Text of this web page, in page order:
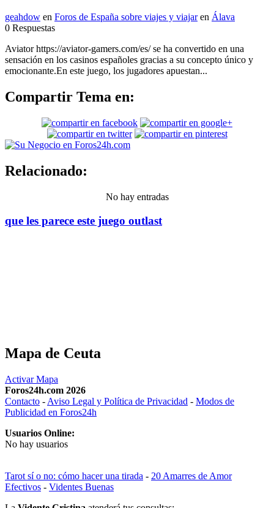
geahdow en Foros de España sobre viajes y viajaren Álava
0 Respuestas
Aviator https://aviator-gamers.com/es/ se ha convertido en una
sensación en los casinos españoles gracias a su concepto único y
emocionante.En este juego, los jugadores apuestan...
Compartir Tema en:
Relacionado:
No hay entradas
que les parece este juego outlast
Mapa de Ceuta
Activar Mapa
Foros24h.com 2026
Contacto - Aviso Legal y Política de Privacidad - Modos de
Publicidad en Foros24h
Usuarios Online:
No hay usuarios
Tarot sí o no: cómo hacer una tirada - 20 Amarres de Amor
Efectivos - Videntes Buenas